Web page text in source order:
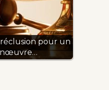
réclusion pour un